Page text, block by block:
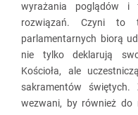
wyrażania poglądów i
rozwiązań. Czyni to
parlamentarnych biorą
nie tylko deklarują
Kościoła, ale
sakramentów
wezwani, by również do